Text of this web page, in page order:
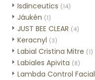
Isdinceutics (14)
Jáukén (1)
JUST BEE CLEAR (4)
Keracnyl (3)
Labial Cristina Mitre (1)
Labiales Apivita (8)
Lambda Control Facial